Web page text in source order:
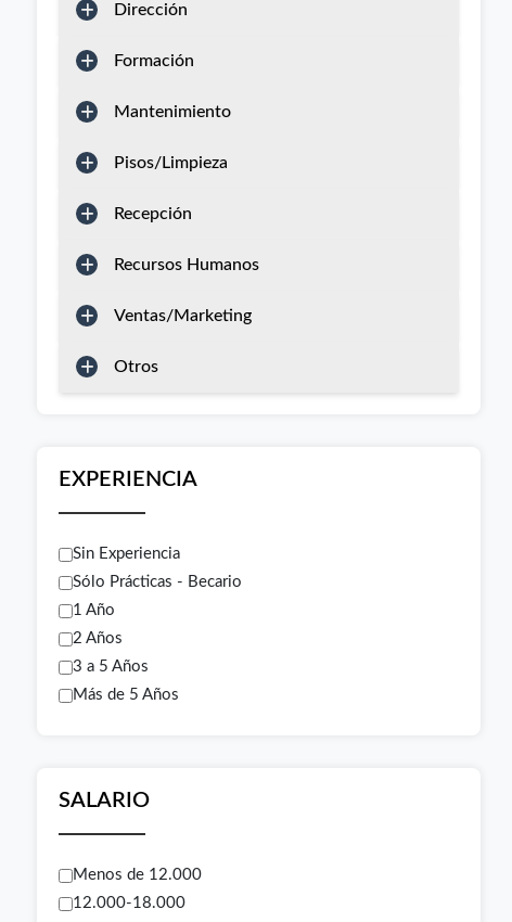
Dirección
Formación
Mantenimiento
Pisos/Limpieza
Recepción
Recursos Humanos
Ventas/Marketing
Otros
EXPERIENCIA
Sin Experiencia
Sólo Prácticas - Becario
1 Año
2 Años
3 a 5 Años
Más de 5 Años
SALARIO
Menos de 12.000
12.000-18.000